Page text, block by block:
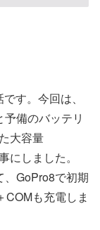
す。今回は、
備のバッテリ
大容量
にしました。
、GoPro8で初期
も充電しま